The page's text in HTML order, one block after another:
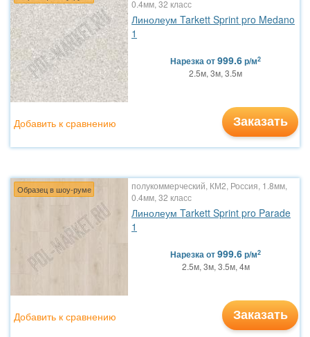
0.4мм, 32 класс
Линолеум Tarkett Sprint pro Medano
1
Нарезкаот999.6р/м2
2.5м, 3м, 3.5м
Заказать
Добавить к сравнению
Образец в шоу-руме
полукоммерческий, КМ2, Россия, 1.8мм,
0.4мм, 32 класс
Линолеум Tarkett Sprint pro Parade
1
Нарезкаот999.6р/м2
2.5м, 3м, 3.5м, 4м
Заказать
Добавить к сравнению